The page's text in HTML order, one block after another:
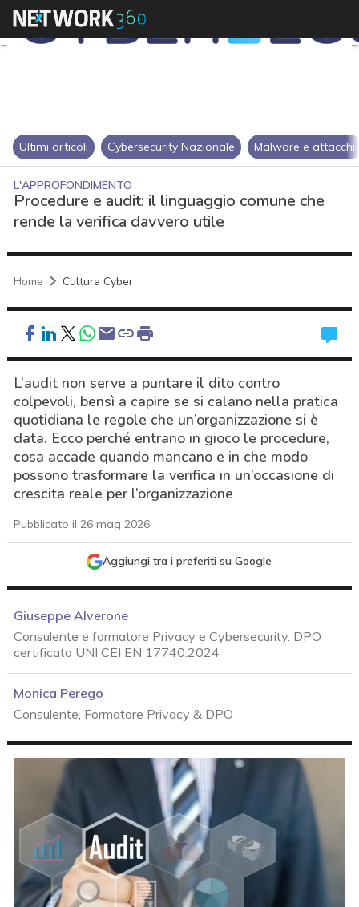
Ultimi articoli Cybersecurity Nazionale Malware e attacchi
L'APPROFONDIMENTO
Procedure e audit: il linguaggio comune che
rende la verifica davvero utile
Home Cultura Cyber
L’audit non serve a puntare il dito contro
colpevoli, bensì a capire se si calano nella pratica
quotidiana le regole che un’organizzazione si è
data. Ecco perché entrano in gioco le procedure,
cosa accade quando mancano e in che modo
possono trasformare la verifica in un’occasione di
crescita reale per l’organizzazione
Pubblicato il 26 mag 2026
Aggiungi tra i preferiti su Google
Giuseppe Alverone
Consulente e formatore Privacy e Cybersecurity. DPO
certificato UNI CEI EN 17740:2024
Monica Perego
Consulente, Formatore Privacy & DPO